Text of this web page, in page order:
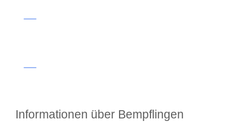
Informationen über Bempflingen